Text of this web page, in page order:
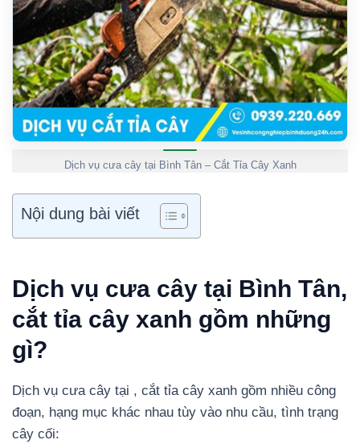
Dịch vụ cưa cây tại Bình Tân – Cắt Tỉa Cây Xanh
Nội dung bài viết
Dịch vụ cưa cây tại Bình Tân,
cắt tỉa cây xanh gồm những
gì?
Dịch vụ cưa cây tại , cắt tỉa cây xanh gồm nhiều công
đoạn, hạng mục khác nhau tùy vào nhu cầu, tình trạng
cây cối: